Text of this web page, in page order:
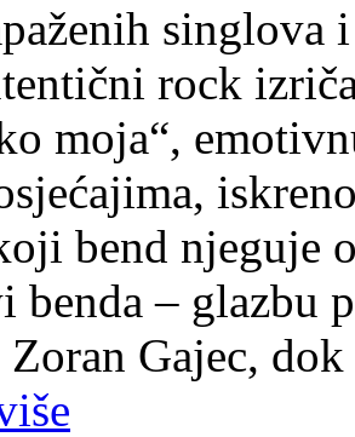
singlova
rock
moja“,
bend njeguje
benda – glazbu
Zoran Gajec,